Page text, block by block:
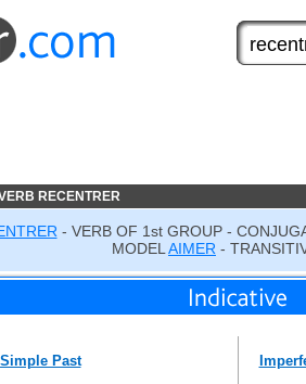
RECENTRER
- VERB OF 1st GROUP -
MODEL AIMER -
Simple Past